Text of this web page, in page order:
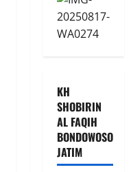
KH
SHOBIRIN
AL FAQIH
BONDOWOSO
JATIM